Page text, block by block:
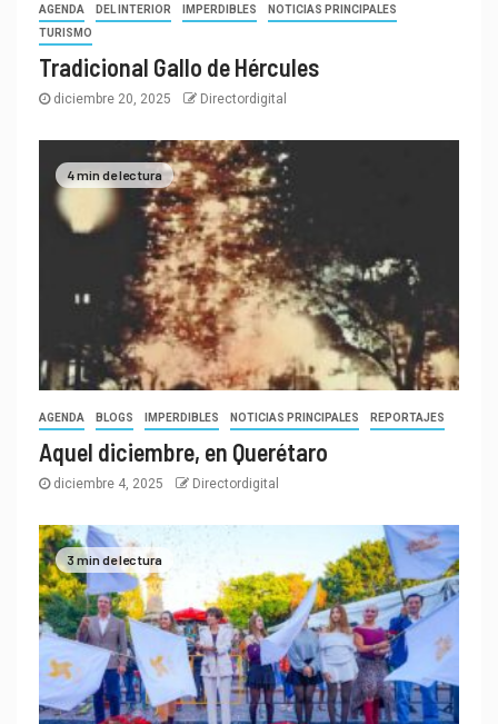
AGENDA DEL INTERIOR IMPERDIBLES
NOTICIAS PRINCIPALES
TURISMO
Tradicional Gallo de Hércules
diciembre 20, 2025 Directordigital
4 min de lectura
AGENDA BLOGS IMPERDIBLES NOTICIAS PRINCIPALES REPORTAJES
Aquel diciembre, en Querétaro
diciembre 4, 2025 Directordigital
3 min de lectura